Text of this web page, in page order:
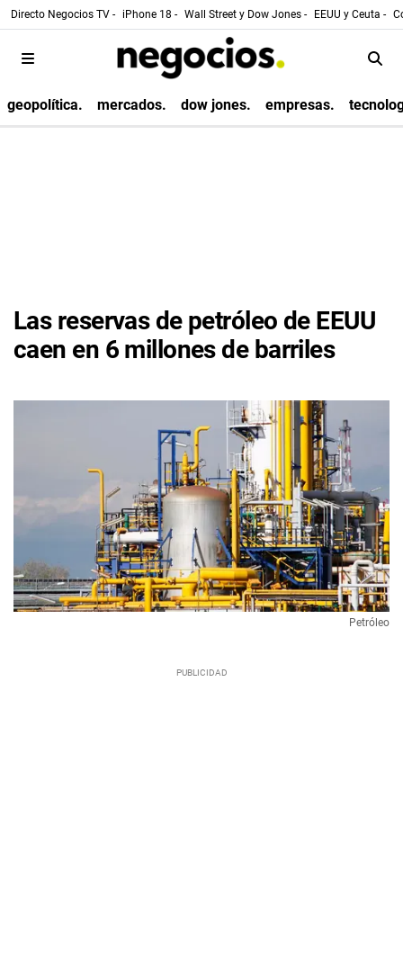
Directo Negocios TV - iPhone 18 - Wall Street y Dow Jones - EEUU y Ceuta -
geopolítica. mercados. dow jones. empresas.
Las reservas de petróleo de EEUU
caen en 6 millones de barriles
Petróleo